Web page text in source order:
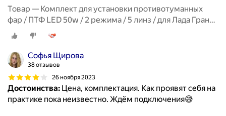
Товар — Комплект для установки противотуманных
фар / ПТФ LED 50w / 2 режима / 5 линз / для Лада Гранта
ФЛ, Lada Granta FL
Софья Щирова
38 отзывов
26 ноября 2023
Достоинства: Цена, комплектация. Как проявят себя на
практике пока неизвестно. Ждём подключения😅